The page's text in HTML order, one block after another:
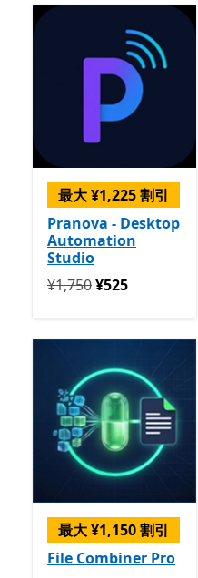
最大 ¥1,225 割引
Pranova - Desktop
Automation
Studio
定価 ¥1,750 今すぐ ¥525
¥1,750¥525
最大 ¥1,150 割引
File Combiner Pro